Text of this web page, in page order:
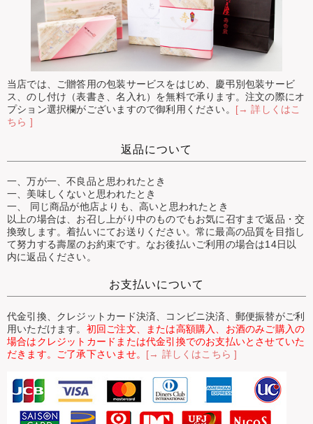
当店では、ご贈答用の包装サービスをはじめ、慶弔別包装サービ
ス、のし付け（表書き、名入れ）を無料で承ります。注文の際にオ
プション選択欄がございますので御利用ください。 [→ 詳しくはこ
ちら ]
返品について
一、万が一、不良品と思われたとき
一、美味しくないと思われたとき
一、 同じ商品が他店よりも、高いと思われたとき
以上の場合は、お召し上がり中のものでもお気に召すまで返品・交
換致します。着払いにてお送りください。常に最高の品質を目指し
て努力する壽屋のお約束です。なお後払いご利用の場合は14日以
内に返品ください。
お支払いについて
代金引換、クレジットカード決済、コンビニ決済、郵便振替がご利
用いただけます。 初回ご注文、または高額購入、お酒のみご購入の
場合はクレジットカードまたは代金引換でのお支払いとさせていた
だきます。ご了承下さいませ。 [→ 詳しくはこちら ]